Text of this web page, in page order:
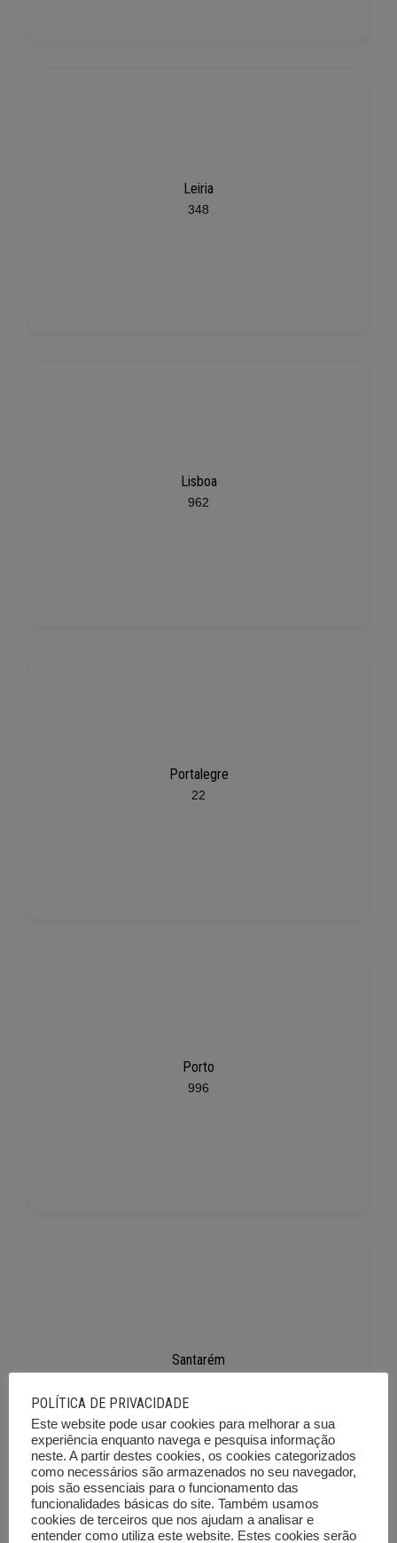
Leiria
348
Lisboa
962
Portalegre
22
Porto
996
Santarém
POLÍTICA DE PRIVACIDADE
Este website pode usar cookies para melhorar a sua
experiência enquanto navega e pesquisa informação
neste. A partir destes cookies, os cookies categorizados
como necessários são armazenados no seu navegador,
pois são essenciais para o funcionamento das
funcionalidades básicas do site. Também usamos
cookies de terceiros que nos ajudam a analisar e
entender como utiliza este website. Estes cookies serão